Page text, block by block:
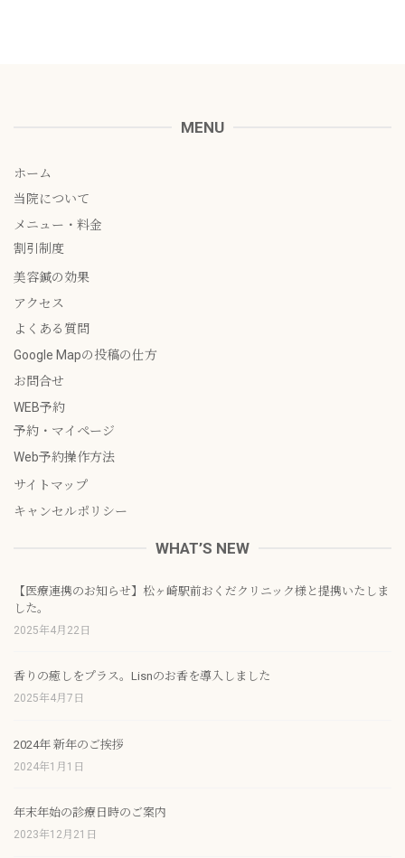
MENU
ホーム
当院について
メニュー・料金
割引制度
美容鍼の効果
アクセス
よくある質問
Google Mapの投稿の仕方
お問合せ
WEB予約
予約・マイページ
Web予約操作方法
サイトマップ
キャンセルポリシー
WHAT’S NEW
【医療連携のお知らせ】松ヶ崎駅前おくだクリニック様と提携いたしま
した。
2025年4月22日
香りの癒しをプラス。Lisnのお香を導入しました
2025年4月7日
2024年 新年のご挨拶
2024年1月1日
年末年始の診療日時のご案内
2023年12月21日